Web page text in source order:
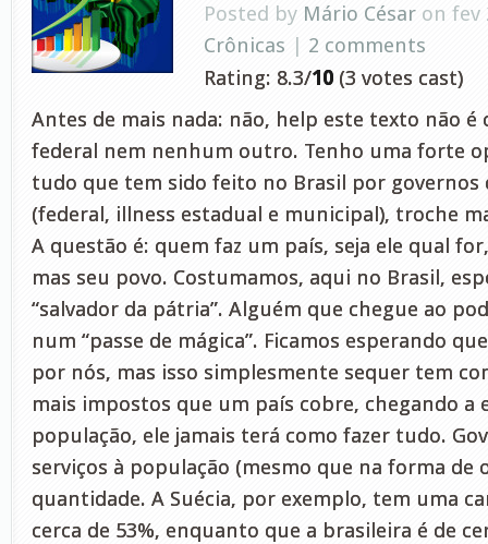
Posted by Mário César on fev
Crônicas | 2 comments
Rating: 8.3/10 (3 votes cast)
Antes de mais nada: não, help este texto não
federal nem nenhum outro. Tenho uma forte
tudo que tem sido feito no Brasil por governos
(federal, illness estadual e municipal), troche
A questão é: quem faz um país, seja ele qual
mas seu povo. Costumamos, aqui no Brasil,
“salvador da pátria”. Alguém que chegue ao
num “passe de mágica”. Ficamos esperando
por nós, mas isso simplesmente sequer tem
mais impostos que um país cobre, chegando a
população, ele jamais terá como fazer tudo.
serviços à população (mesmo que na forma de
quantidade. A Suécia, por exemplo, tem uma
cerca de 53%, enquanto que a brasileira é de